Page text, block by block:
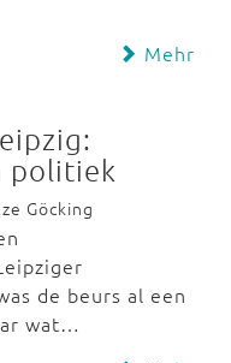
Mehr
politiek
Göcking
de beurs al een
wat…